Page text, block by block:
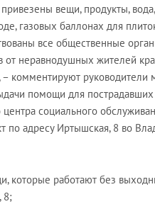
вещи, продукты,
газовых баллонах для
все общественные
от неравнодушных жителей
комментируют руководители
помощи для
социального
по адресу Иртышская, 8 во
которые работают без
8;